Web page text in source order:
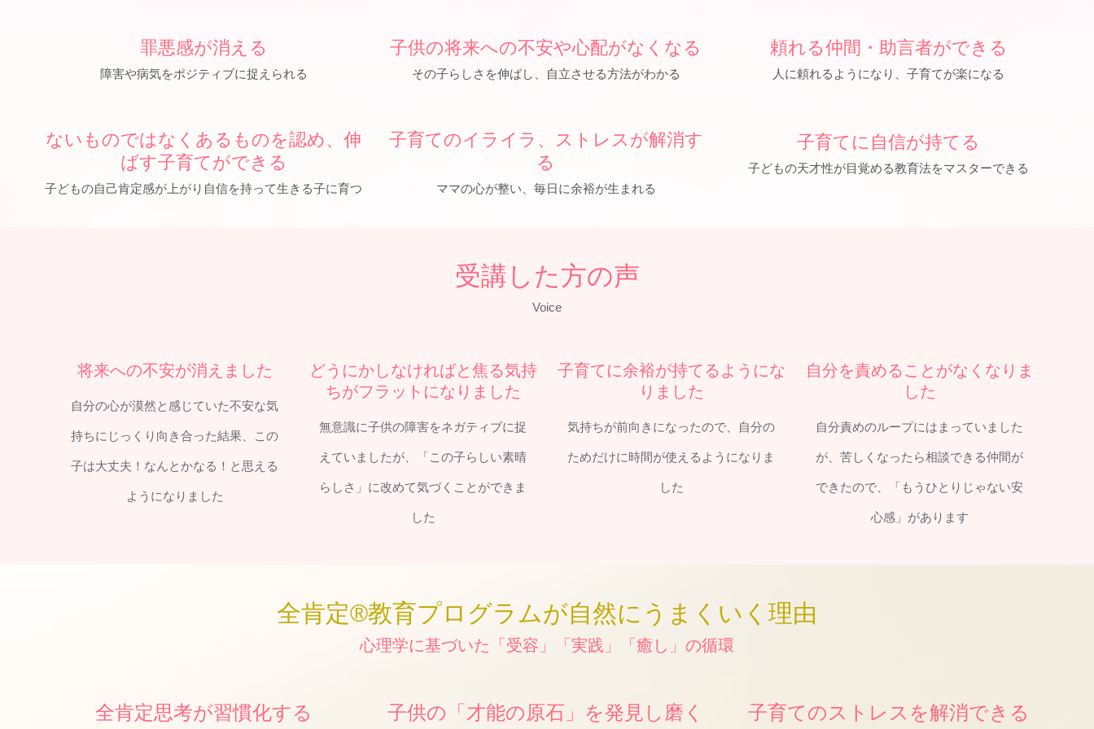
罪悪感が消える
障害や病気をポジティブに捉えられる
子供の将来への不安や心配がなくなる
その子らしさを伸ばし、自立させる方法がわかる
頼れる仲間・助言者ができる
人に頼れるようになり、子育てが楽になる
ないものではなくあるものを認め、伸
ばす子育てができる
子どもの自己肯定感が上がり自信を持って生きる子に育つ
子育てのイライラ、ストレスが解消す
る
ママの心が整い、毎日に余裕が生まれる
子育てに自信が持てる
子どもの天才性が目覚める教育法をマスターできる
受講した方の声
Voice
将来への不安が消えました
自分の心が漠然と感じていた不安な気
持ちにじっくり向き合った結果、この
子は大丈夫！なんとかなる！と思える
ようになりました
どうにかしなければと焦る気持
ちがフラットになりました
無意識に子供の障害をネガティブに捉
えていましたが、「この子らしい素晴
らしさ」に改めて気づくことができま
した
子育てに余裕が持てるようにな
りました
気持ちが前向きになったので、自分の
ためだけに時間が使えるようになりま
した
自分を責めることがなくなりま
した
自分責めのループにはまっていました
が、苦しくなったら相談できる仲間が
できたので、「もうひとりじゃない安
心感」があります
全肯定®︎教育プログラムが自然にうまくいく理由
心理学に基づいた「受容」「実践」「癒し」の循環
全肯定思考が習慣化する 子供の「才能の原石」を発見し磨く 子育てのストレスを解消できる